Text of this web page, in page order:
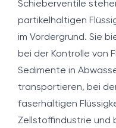
Schieberventile
partikelhaltigen
im Vordergrund. Sie
bei der Kontrolle von
Sedimente in
transportieren, bei
faserhaltigen
Zellstoffindustrie und